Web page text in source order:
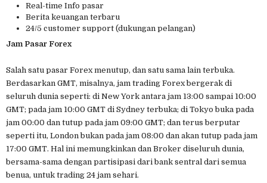
Real-time Info pasar
Berita keuangan terbaru
24/5 customer support (dukungan pelangan)
Jam Pasar Forex
Salah satu pasar Forex menutup, dan satu sama lain terbuka.
Berdasarkan GMT, misalnya, jam trading Forex bergerak di
seluruh dunia seperti: di New York antara jam 13:00 sampai 10:00
GMT; pada jam 10:00 GMT di Sydney terbuka; di Tokyo buka pada
jam 00:00 dan tutup pada jam 09:00 GMT; dan terus berputar
seperti itu, London bukan pada jam 08:00 dan akan tutup pada jam
17:00 GMT. Hal ini memungkinkan dan Broker diseluruh dunia,
bersama-sama dengan partisipasi dari bank sentral dari semua
benua, untuk trading 24 jam sehari.